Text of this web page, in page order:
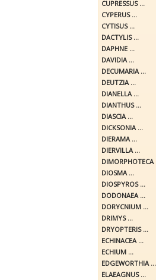
CUPRESSUS ...
CYPERUS ...
CYTISUS ...
DACTYLIS ...
DAPHNE ...
DAVIDIA ...
DECUMARIA ...
DEUTZIA ...
DIANELLA ...
DIANTHUS ...
DIASCIA ...
DICKSONIA ...
DIERAMA ...
DIERVILLA ...
DIMORPHOTECA
DIOSMA ...
DIOSPYROS ...
DODONAEA ...
DORYCNIUM ...
DRIMYS ...
DRYOPTERIS ...
ECHINACEA ...
ECHIUM ...
EDGEWORTHIA ...
ELAEAGNUS ...